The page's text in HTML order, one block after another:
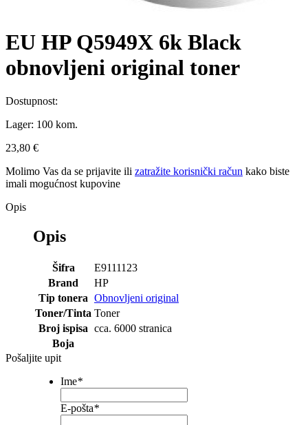
EU HP Q5949X 6k Black
obnovljeni original toner
Dostupnost:
Lager: 100 kom.
23,80 €
Molimo Vas da se prijavite ili zatražite korisnički račun kako biste
imali mogućnost kupovine
Opis
Opis
Šifra
E9111123
Brand
HP
Tip tonera Obnovljeni original
Toner/Tinta Toner
Broj ispisa cca. 6000 stranica
Boja
Pošaljite upit
Ime*
E-pošta*